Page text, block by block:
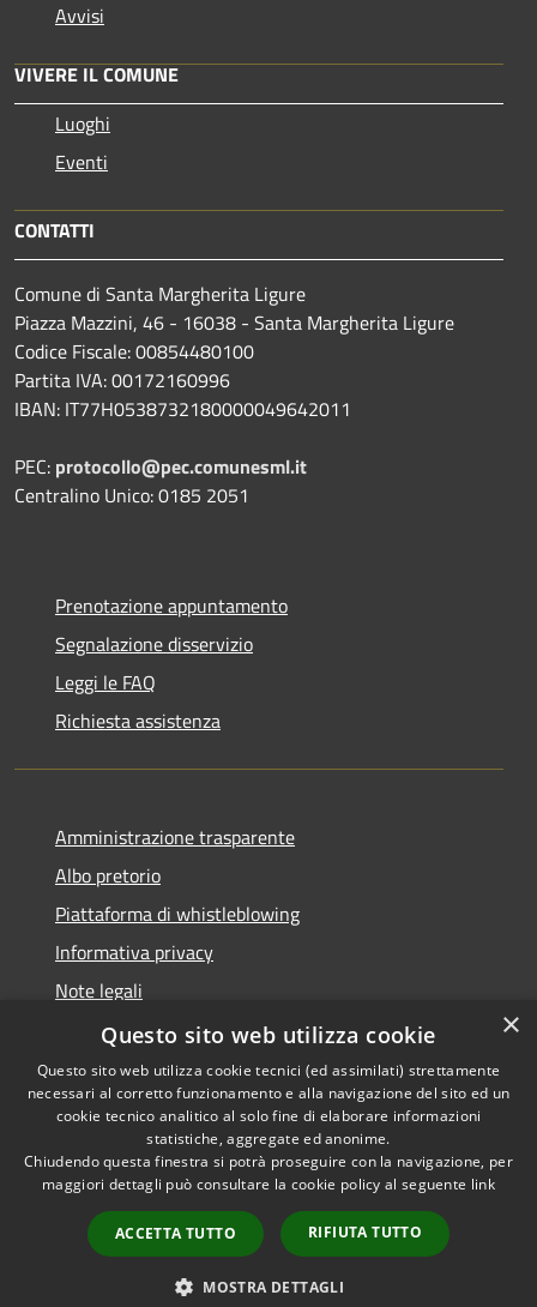
Avvisi
VIVERE IL COMUNE
Luoghi
Eventi
CONTATTI
Comune di Santa Margherita Ligure
Piazza Mazzini, 46 - 16038 - Santa Margherita Ligure
Codice Fiscale: 00854480100
Partita IVA: 00172160996
IBAN: IT77H0538732180000049642011
PEC: protocollo@pec.comunesml.it
Centralino Unico: 0185 2051
Prenotazione appuntamento
Segnalazione disservizio
Leggi le FAQ
Richiesta assistenza
Amministrazione trasparente
Albo pretorio
Piattaforma di whistleblowing
Informativa privacy
Note legali
Dichiarazione di accessibilità
RSS
Accessibilità
Mappa del sito
© 2022 • Comune di Santa
Margherita Ligure •
Powered by
Municipium•
Accesso
Area Riservata
×
Questo sito web utilizza cookie
Questo sito web utilizza cookie tecnici (ed assimilati) strettamente
necessari al corretto funzionamento e alla navigazione del sito ed un
cookie tecnico analitico al solo fine di elaborare informazioni
statistiche, aggregate ed anonime.
Chiudendo questa finestra si potrà proseguire con la navigazione, per
maggiori dettagli può consultare la cookie policy al seguente link
ACCETTA TUTTO RIFIUTA TUTTO
MOSTRA DETTAGLI